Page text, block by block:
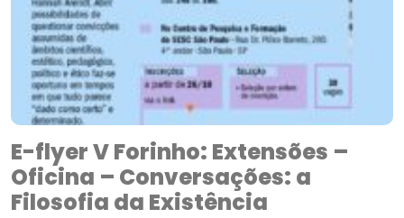
E-flyer V Forinho: Extensões –
Oficina – Conversações: a
Filosofia da Existência